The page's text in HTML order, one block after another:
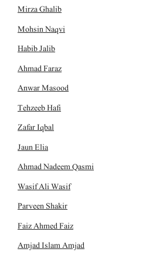
Mirza Ghalib
Mohsin Naqvi
Habib Jalib
Ahmad Faraz
Anwar Masood
Tehzeeb Hafi
Zafar Iqbal
Jaun Elia
Ahmad Nadeem Qasmi
Wasif Ali Wasif
Parveen Shakir
Faiz Ahmed Faiz
Amjad Islam Amjad